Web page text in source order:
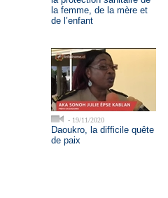
la femme, de la mère et
de l’enfant
- 19/11/2020
Daoukro, la difficile quête
de paix